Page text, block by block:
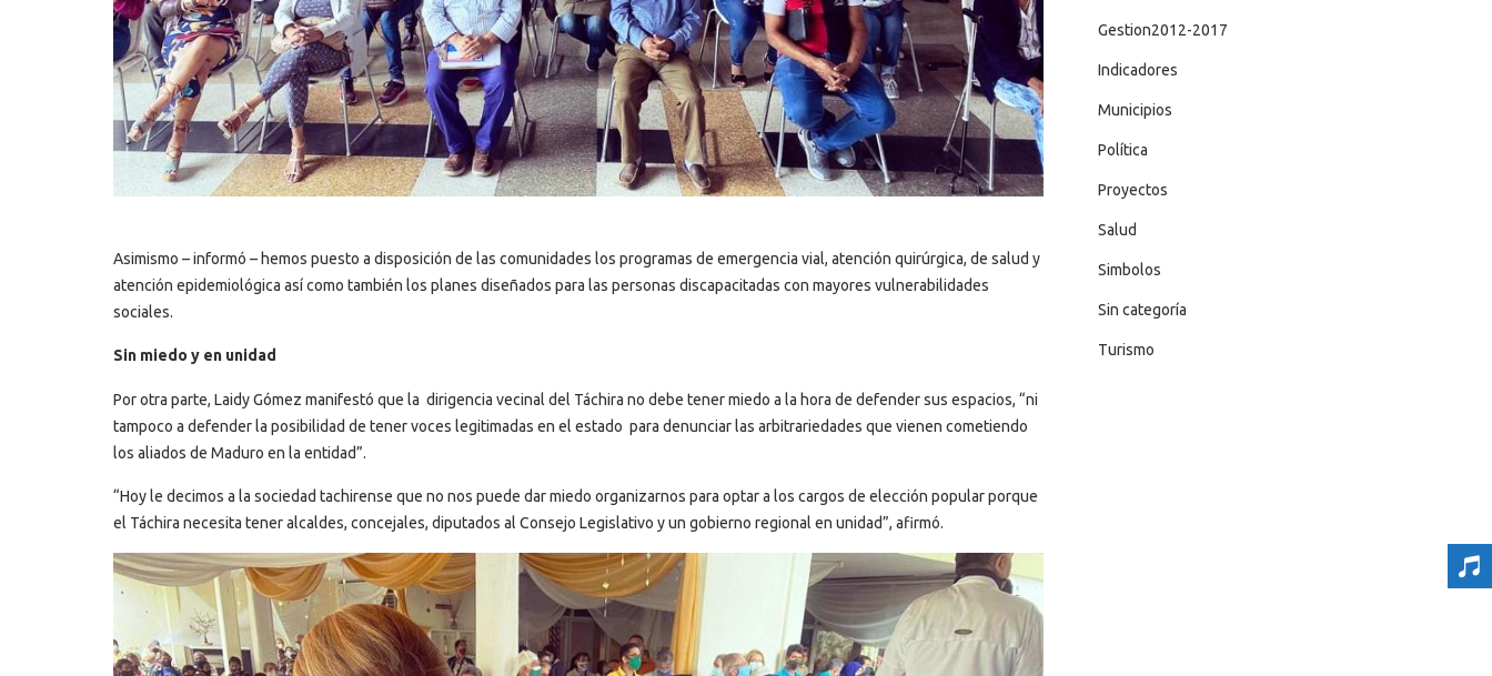
Asimismo – informó – hemos puesto a disposición de las comunidades los programas de emergencia vial, atención quirúrgica, de salud y
atención epidemiológica así como también los planes diseñados para las personas discapacitadas con mayores vulnerabilidades
sociales.
Sin miedo y en unidad
Por otra parte, Laidy Gómez manifestó que la dirigencia vecinal del Táchira no debe tener miedo a la hora de defender sus espacios, “ni
tampoco a defender la posibilidad de tener voces legitimadas en el estado para denunciar las arbitrariedades que vienen cometiendo
los aliados de Maduro en la entidad”.
“Hoy le decimos a la sociedad tachirense que no nos puede dar miedo organizarnos para optar a los cargos de elección popular porque
el Táchira necesita tener alcaldes, concejales, diputados al Consejo Legislativo y un gobierno regional en unidad”, afirmó.
Gestion2012-2017
Indicadores
Municipios
Política
Proyectos
Salud
Simbolos
Sin categoría
Turismo